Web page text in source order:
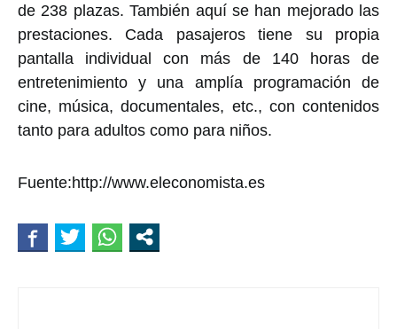
de 238 plazas. También aquí se han mejorado las
prestaciones. Cada pasajeros tiene su propia
pantalla individual con más de 140 horas de
entretenimiento y una amplía programación de
cine, música, documentales, etc., con contenidos
tanto para adultos como para niños.
Fuente:http://www.eleconomista.es